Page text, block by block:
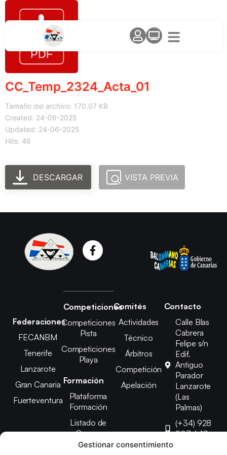
Gestionar consentimiento
CC_Temp_2324_Acta_01
Tamaño del archivo: 170.07 KB
Created: 24-06-2025
Updated: 24-06-2025
Hits: 46
DESCARGAR VISTA PREVIA
Federaciones
FECANBM
Tenerife
Lanzarote
Gran Canaria
Fuerteventura
Competiciones
Competiciones
Pista
Competiciones
Playa
Formación
Plataforma
Formación
Listado de
Cursos
Comités
Actividades
Técnico
Árbitros
Competición
Apelación
Contacto
Calle Blas
Cabrera
Felipe s/n
Edif.
Antiguo
Parador
Lanzarote
(Las
Palmas)
(+34) 928
807 648